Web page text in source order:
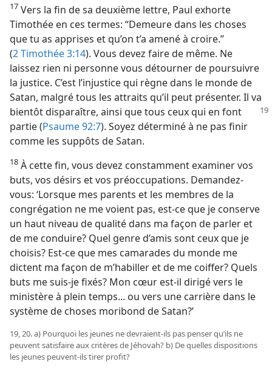
17 Vers la fin de sa deuxième lettre, Paul exhorte
Timothée en ces termes: “Demeure dans les choses
que tu as apprises et qu’on t’a amené à croire.”
(2 Timothée 3:14). Vous devez faire de même. Ne
laissez rien ni personne vous détourner de poursuivre
la justice. C’est l’injustice qui règne dans le monde de
Satan, malgré tous les attraits qu’il peut présenter. Il va
bientôt disparaître, ainsi que tous ceux qui en font
partie (Psaume 92:7). Soyez déterminé à ne pas finir
comme les suppôts de Satan.
18 À cette fin, vous devez constamment examiner vos
buts, vos désirs et vos préoccupations. Demandez-​
vous: ‘Lorsque mes parents et les membres de la
congrégation ne me voient pas, est-​ce que je conserve
un haut niveau de qualité dans ma façon de parler et
de me conduire? Quel genre d’amis sont ceux que je
choisis? Est-​ce que mes camarades du monde me
dictent ma façon de m’habiller et de me coiffer? Quels
buts me suis-​je fixés? Mon cœur est-​il dirigé vers le
ministère à plein temps... ou vers une carrière dans le
système de choses moribond de Satan?’
19, 20. a) Pourquoi les jeunes ne devraient-​ils pas penser qu’ils ne
peuvent satisfaire aux critères de Jéhovah? b) De quelles dispositions
les jeunes peuvent-​ils tirer profit?